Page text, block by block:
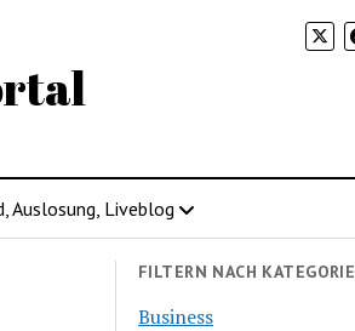
Auslosung, Liveblog
FILTERN NACH KATEGORIE
Business